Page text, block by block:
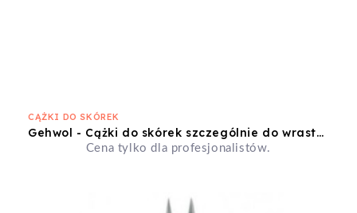
CĄŻKI DO SKÓREK
Gehwol - Cążki do skórek szczególnie do wrastających paznokci HF 491 Aesculap
Cena tylko dla profesjonalistów.